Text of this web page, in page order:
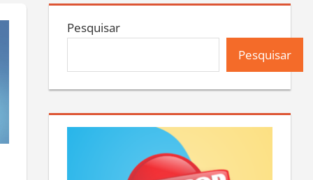
Pesquisar
Pesquisar